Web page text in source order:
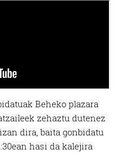
Beheko plazara
zehaztu dutenez
dira, baita gonbidatu
hasi da kalejira